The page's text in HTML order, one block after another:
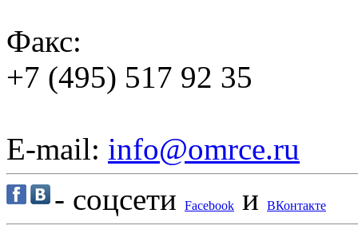
Факс:
+7 (495) 517 92 35
E-mail: info@omrce.ru
- соцсети
Facebook и ВКонтакте